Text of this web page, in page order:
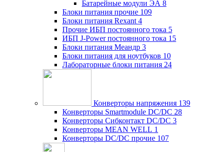
Батарейные модули ЭА 8
Блоки питания прочие 109
Блоки питания Rexant 4
Прочие ИБП постоянного тока 5
ИБП J-Power постоянного тока 15
Блоки питания Меандр 3
Блоки питания для ноутбуков 10
Лабораторные блоки питания 24
Конверторы напряжения 139
Конверторы Smartmodule DC/DC 28
Конверторы Сибконтакт DC/DC 3
Конверторы MEAN WELL 1
Конверторы DC/DC прочие 107